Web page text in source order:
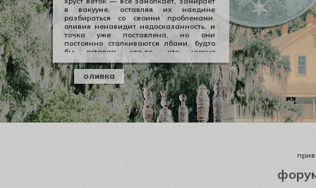
в вакууме, оставляя их наедине
разбираться со своими проблемами.
оливия ненавидит недосказанность, и
точка уже поставлена, но они
постоянно сталкиваются лбами, будто
бы осталось что-то, что нужно
произнести вслух, выкричать, выскулить
болезненным визгом, чтобы не
тревожило никогда не заживающей
раной. но оливии нечего сказать
джеральду, а джеральду просто
плевать.
оливка